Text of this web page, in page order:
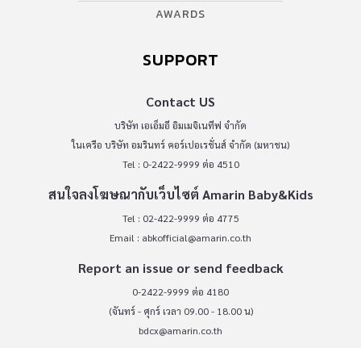
AWARDS
SUPPORT
Contact US
บริษัท เอเอ็มอี อิมเมจิเนทีฟ จำกัด
ในเครือ บริษัท อมรินทร์ คอร์เปอเรชั่นส์ จำกัด (มหาชน)
Tel : 0-2422-9999 ต่อ 4510
สนใจลงโฆษณากับเว็บไซต์ Amarin Baby&Kids
Tel : 02-422-9999 ต่อ 4775
Email : abkofficial@amarin.co.th
Report an issue or send feedback
0-2422-9999 ต่อ 4180
(จันทร์ - ศุกร์ เวลา 09.00 - 18.00 น)
bdcx@amarin.co.th